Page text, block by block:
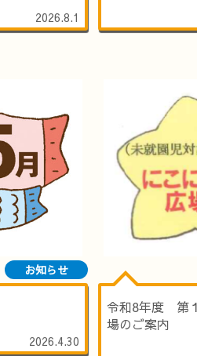
2026.8.1
お知らせ
2026.4.30
令和8年度 第
場のご案内